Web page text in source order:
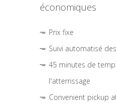
économiques
Prix fixe
Suivi automatisé
45 minutes de
l'atterrissage
Convenient pickup